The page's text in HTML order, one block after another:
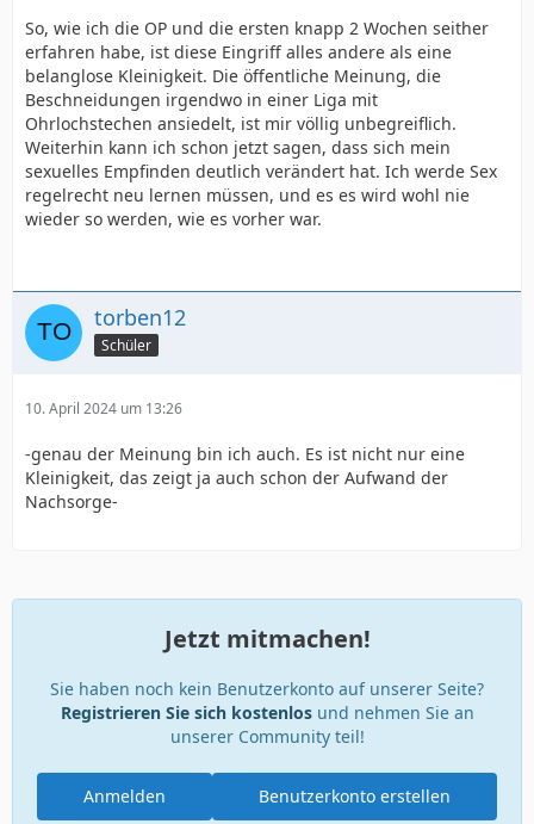
So, wie ich die OP und die ersten knapp 2 Wochen seither
erfahren habe, ist diese Eingriff alles andere als eine
belanglose Kleinigkeit. Die öffentliche Meinung, die
Beschneidungen irgendwo in einer Liga mit
Ohrlochstechen ansiedelt, ist mir völlig unbegreiflich.
Weiterhin kann ich schon jetzt sagen, dass sich mein
sexuelles Empfinden deutlich verändert hat. Ich werde Sex
regelrecht neu lernen müssen, und es es wird wohl nie
wieder so werden, wie es vorher war.
torben12
Schüler
10. April 2024 um 13:26
-genau der Meinung bin ich auch. Es ist nicht nur eine
Kleinigkeit, das zeigt ja auch schon der Aufwand der
Nachsorge-
Jetzt mitmachen!
Sie haben noch kein Benutzerkonto auf unserer Seite?
Registrieren Sie sich kostenlosund nehmen Sie an
unserer Community teil!
Benutzerkonto erstellen
Anmelden